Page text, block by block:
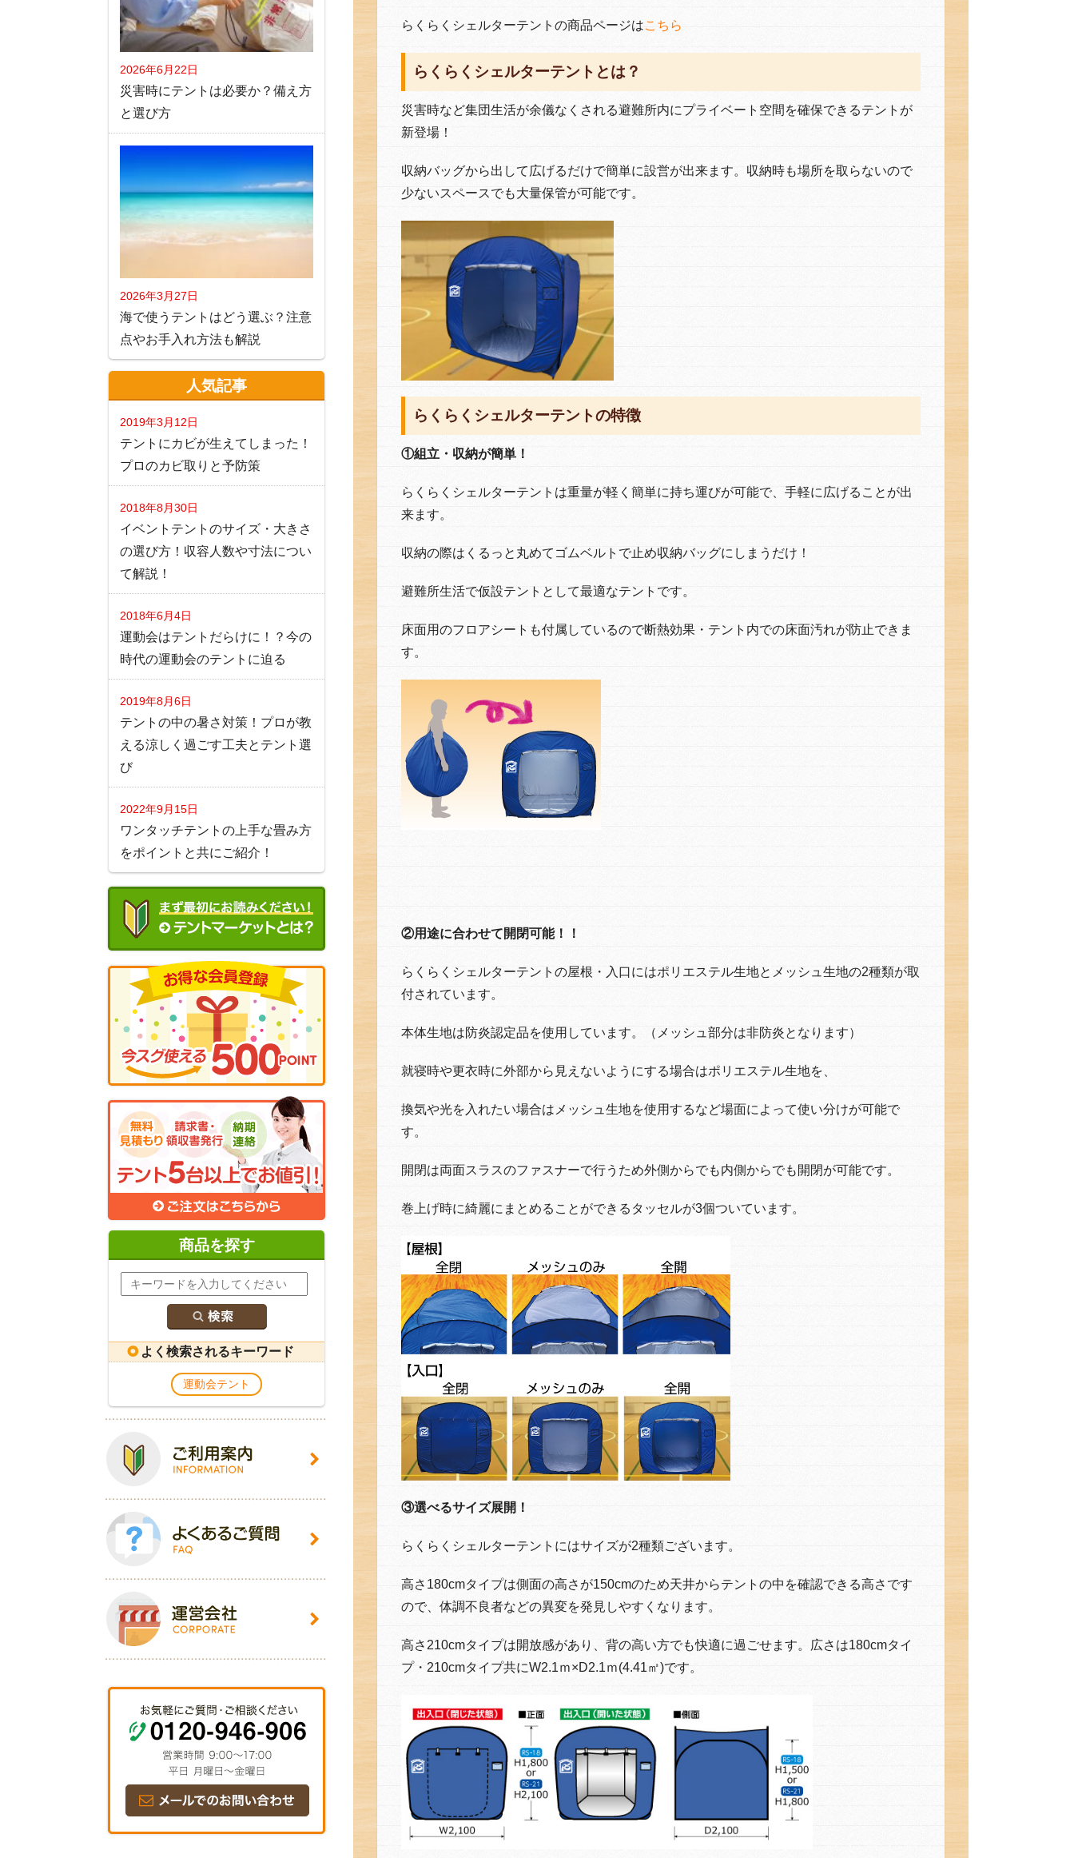
らくらくシェルターテントの商品ページはこちら
らくらくシェルターテントとは？
災害時など集団生活が余儀なくされる避難所内にプライベート空間を確保できるテントが
新登場！
収納バッグから出して広げるだけで簡単に設営が出来ます。収納時も場所を取らないので
少ないスペースでも大量保管が可能です。
らくらくシェルターテントの特徴
①組立・収納が簡単！
らくらくシェルターテントは重量が軽く簡単に持ち運びが可能で、手軽に広げることが出
来ます。
収納の際はくるっと丸めてゴムベルトで止め収納バッグにしまうだけ！
避難所生活で仮設テントとして最適なテントです。
床面用のフロアシートも付属しているので断熱効果・テント内での床面汚れが防止できま
す。
②用途に合わせて開閉可能！！
らくらくシェルターテントの屋根・入口にはポリエステル生地とメッシュ生地の2種類が取
付されています。
本体生地は防炎認定品を使用しています。（メッシュ部分は非防炎となります）
就寝時や更衣時に外部から見えないようにする場合はポリエステル生地を、
換気や光を入れたい場合はメッシュ生地を使用するなど場面によって使い分けが可能で
す。
開閉は両面スラスのファスナーで行うため外側からでも内側からでも開閉が可能です。
巻上げ時に綺麗にまとめることができるタッセルが3個ついています。
③選べるサイズ展開！
らくらくシェルターテントにはサイズが2種類ございます。
高さ180cmタイプは側面の高さが150cmのため天井からテントの中を確認できる高さです
ので、体調不良者などの異変を発見しやすくなります。
高さ210cmタイプは開放感があり、背の高い方でも快適に過ごせます。広さは180cmタイ
プ・210cmタイプ共にW2.1ｍ×D2.1ｍ(4.41㎡)です。
2026年6月22日
災害時にテントは必要か？備え方
と選び方
2026年3月27日
海で使うテントはどう選ぶ？注意
点やお手入れ方法も解説
人気記事
2019年3月12日
テントにカビが生えてしまった！
プロのカビ取りと予防策
2018年8月30日
イベントテントのサイズ・大きさ
の選び方！収容人数や寸法につい
て解説！
2018年6月4日
運動会はテントだらけに！？今の
時代の運動会のテントに迫る
2019年8月6日
テントの中の暑さ対策！プロが教
える涼しく過ごす工夫とテント選
び
2022年9月15日
ワンタッチテントの上手な畳み方
をポイントと共にご紹介！
商品を探す
よく検索されるキーワード
運動会テント